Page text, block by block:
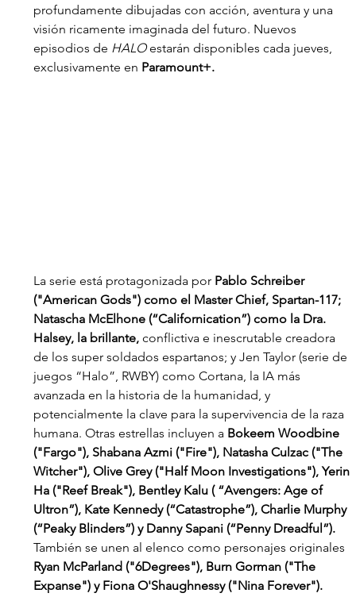
profundamente dibujadas con acción, aventura y una
visión ricamente imaginada del futuro. Nuevos
episodios de HALO estarán disponibles cada jueves,
exclusivamente en Paramount+.
La serie está protagonizada por Pablo Schreiber
("American Gods") como el Master Chief, Spartan-117;
Natascha McElhone (“Californication”) como la Dra.
Halsey, la brillante, conflictiva e inescrutable creadora
de los super soldados espartanos; y Jen Taylor (serie de
juegos “Halo”, RWBY) como Cortana, la IA más
avanzada en la historia de la humanidad, y
potencialmente la clave para la supervivencia de la raza
humana. Otras estrellas incluyen a Bokeem Woodbine
("Fargo"), Shabana Azmi ("Fire"), Natasha Culzac ("The
Witcher"), Olive Grey ("Half Moon Investigations"), Yerin
Ha ("Reef Break"), Bentley Kalu ( “Avengers: Age of
Ultron”), Kate Kennedy (“Catastrophe”), Charlie Murphy
(“Peaky Blinders”) y Danny Sapani (“Penny Dreadful”).
También se unen al elenco como personajes originales
Ryan McParland ("6Degrees"), Burn Gorman ("The
Expanse") y Fiona O'Shaughnessy ("Nina Forever").